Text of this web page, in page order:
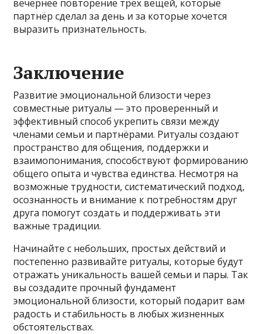
вечернее повторение трёх вещей, которые
партнёр сделал за день и за которые хочется
выразить признательность.
Заключение
Развитие эмоциональной близости через
совместные ритуалы — это проверенный и
эффективный способ укрепить связи между
членами семьи и партнёрами. Ритуалы создают
пространство для общения, поддержки и
взаимопонимания, способствуют формированию
общего опыта и чувства единства. Несмотря на
возможные трудности, систематический подход,
осознанность и внимание к потребностям друг
друга помогут создать и поддерживать эти
важные традиции.
Начинайте с небольших, простых действий и
постепенно развивайте ритуалы, которые будут
отражать уникальность вашей семьи и пары. Так
вы создадите прочный фундамент
эмоциональной близости, который подарит вам
радость и стабильность в любых жизненных
обстоятельствах.